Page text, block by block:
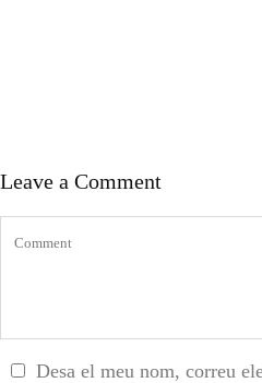
Leave a Comment
Desa el meu nom, correu